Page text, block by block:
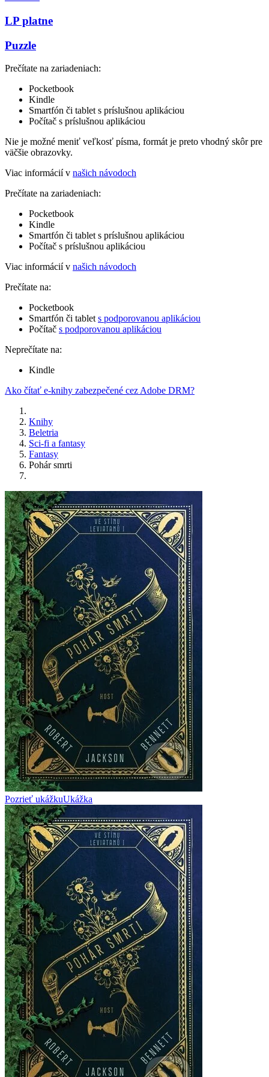
LP platne
Puzzle
Prečítate na zariadeniach:
Pocketbook
Kindle
Smartfón či tablet s príslušnou aplikáciou
Počítač s príslušnou aplikáciou
Nie je možné meniť veľkosť písma, formát je preto vhodný skôr pre
väčšie obrazovky.
Viac informácií v našich návodoch
Prečítate na zariadeniach:
Pocketbook
Kindle
Smartfón či tablet s príslušnou aplikáciou
Počítač s príslušnou aplikáciou
Viac informácií v našich návodoch
Prečítate na:
Pocketbook
Smartfón či tablet s podporovanou aplikáciou
Počítač s podporovanou aplikáciou
Neprečítate na:
Kindle
Ako čítať e-knihy zabezpečené cez Adobe DRM?
Knihy
Beletria
Sci-fi a fantasy
Fantasy
Pohár smrti
Pozrieť ukážkuUkážka